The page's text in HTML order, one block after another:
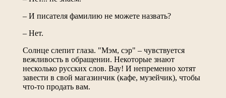
– И писателя фамилию не можете назвать?
– Нет.
Солнце слепит глаза. "Мэм, сэр" – чувствуется
вежливость в обращении. Некоторые знают
несколько русских слов. Вау! И непременно хотят
завести в свой магазинчик (кафе, музейчик), чтобы
что-то продать вам.